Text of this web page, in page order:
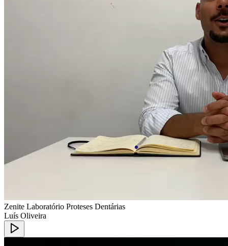
Zenite Laboratório Proteses Dentárias
Luís Oliveira